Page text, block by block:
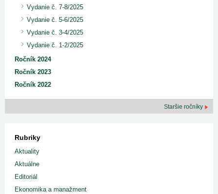
Vydanie č. 7-8/2025
Vydanie č. 5-6/2025
Vydanie č. 3-4/2025
Vydanie č. 1-2/2025
Ročník 2024
Ročník 2023
Ročník 2022
Staršie ročníky
Rubriky
Aktuality
Aktuálne
Editoriál
Ekonomika a manažment